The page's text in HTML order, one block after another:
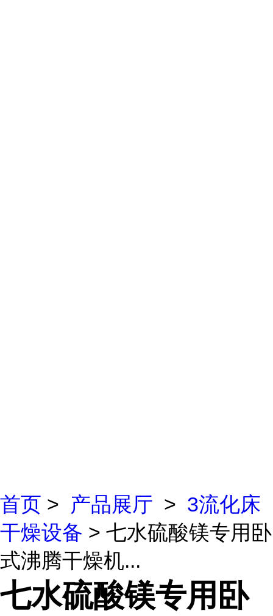
首页 > 产品展厅 > 3流化床
干燥设备 > 七水硫酸镁专用卧
式沸腾干燥机...
七水硫酸镁专用卧